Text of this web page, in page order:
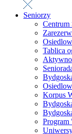
Seniorzy
Tablica
Korpus
Program